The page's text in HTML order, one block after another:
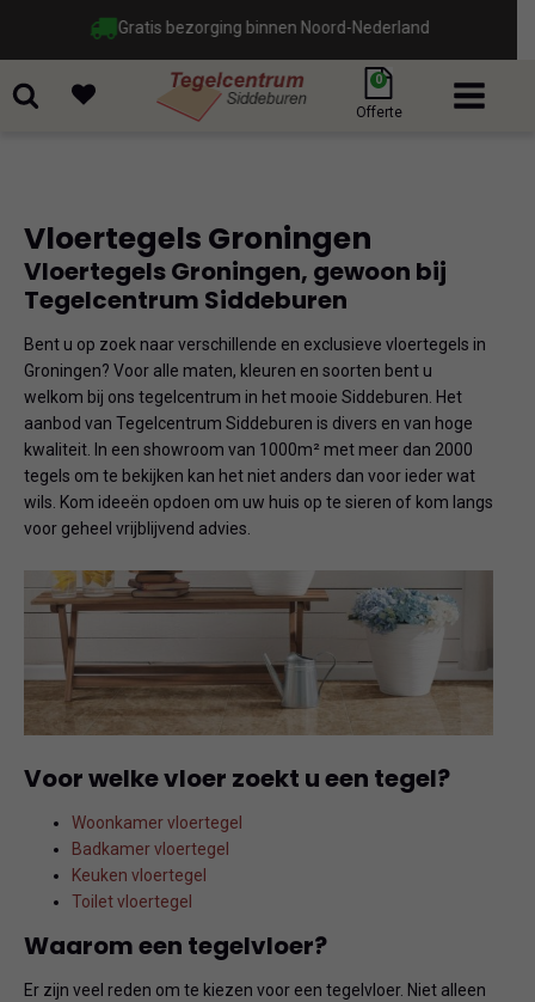
Gratis bezorging binnen Noord-Nederland
0
Offerte
Vloertegels Groningen
Vloertegels Groningen, gewoon bij
Tegelcentrum Siddeburen
Bent u op zoek naar verschillende en exclusieve vloertegels in
Groningen? Voor alle maten, kleuren en soorten bent u
welkom bij ons tegelcentrum in het mooie Siddeburen. Het
aanbod van Tegelcentrum Siddeburen is divers en van hoge
kwaliteit. In een showroom van 1000m² met meer dan 2000
tegels om te bekijken kan het niet anders dan voor ieder wat
wils. Kom ideeën opdoen om uw huis op te sieren of kom langs
voor geheel vrijblijvend advies.
Voor welke vloer zoekt u een tegel?
Woonkamer vloertegel
Badkamer vloertegel
Keuken vloertegel
Toilet vloertegel
Waarom een tegelvloer?
Er zijn veel reden om te kiezen voor een tegelvloer. Niet alleen